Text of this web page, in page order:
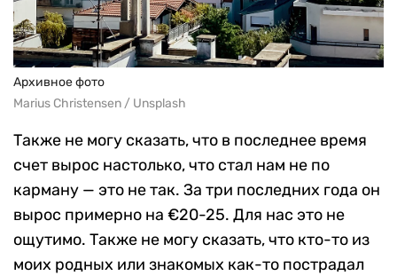
Архивное фото
Marius Christensen / Unsplash
Также не могу сказать, что в последнее время
счет вырос настолько, что стал нам не по
карману — это не так. За три последних года он
вырос примерно на €20-25. Для нас это не
ощутимо. Также не могу сказать, что кто-то из
моих родных или знакомых как-то пострадал